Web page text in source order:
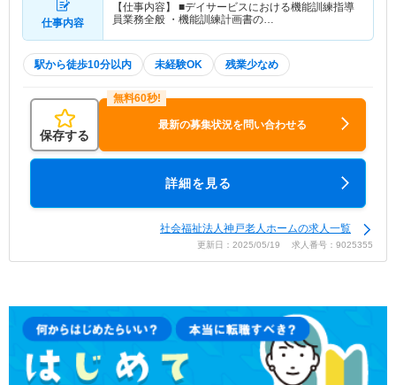
仕事内容
【仕事内容】 ■デイサービスにおける機能訓練指導
員業務全般 ・機能訓練計画書の…
駅から徒歩10分以内 未経験OK 残業少なめ
保存する
最新の募集状況を問い合わせる
詳細を見る
社会福祉法人神戸老人ホームの求人一覧
更新日：2025/05/19 求人番号：9025355